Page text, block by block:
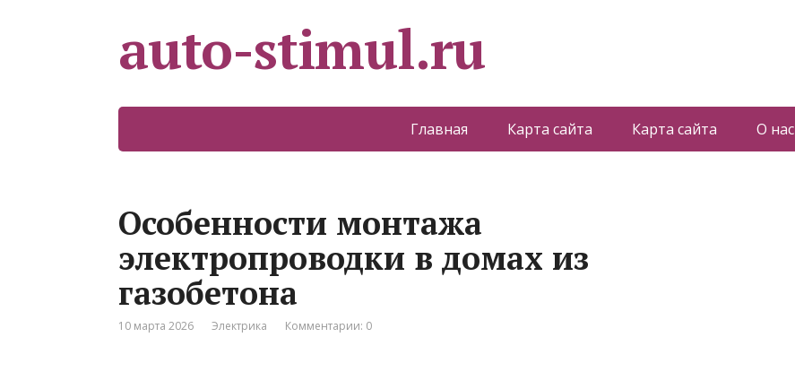
auto-stimul.ru
Главная Карта сайта Карта сайта О нас
Особенности монтажа
электропроводки в домах из
газобетона
10 марта 2026 Электрика Комментарии: 0